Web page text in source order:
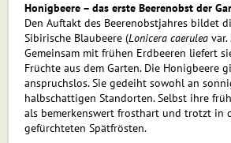
Honigbeere – das erste Beerenobst der
Den Auftakt des Beerenobstjahres bildet
Sibirische Blaubeere (Loni­cera caerulea var.
Gemeinsam mit frühen Erdbeeren liefert
Früchte aus dem Garten. Die Honigbeere
anspruchslos. Sie gedeiht sowohl an
halbschattigen Standorten. Selbst ihre
als bemerkenswert frosthart und trotzt in
gefürchteten Spätfrösten.